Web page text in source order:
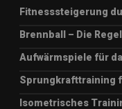
Fitnesssteigerung
Brennball – Die
Aufwärmspiele für
Sprungkrafttraining
Isometrisches